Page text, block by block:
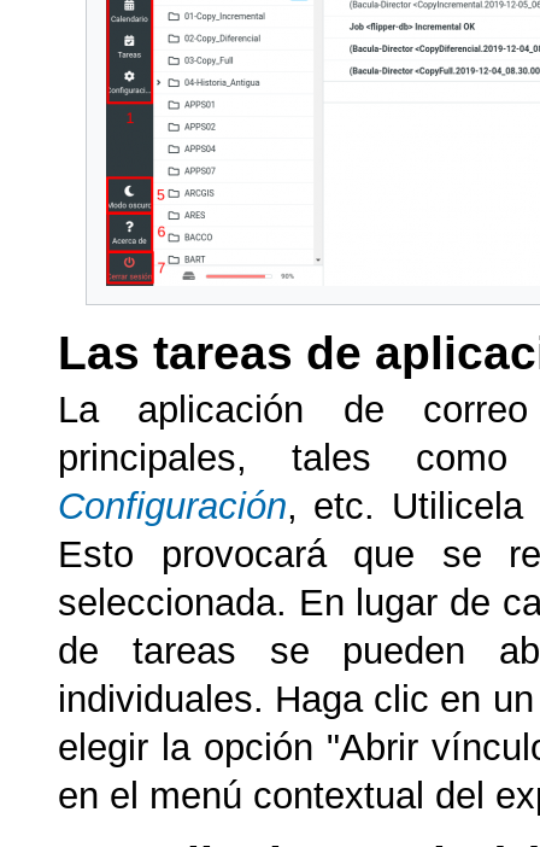
Las tareas de
La aplicación de
principales, tales
Configuración, etc. Utilicela
Esto provocará que se
seleccionada. En lugar de
de tareas se pueden
individuales. Haga clic en
elegir la opción "Abrir
en el menú contextual del